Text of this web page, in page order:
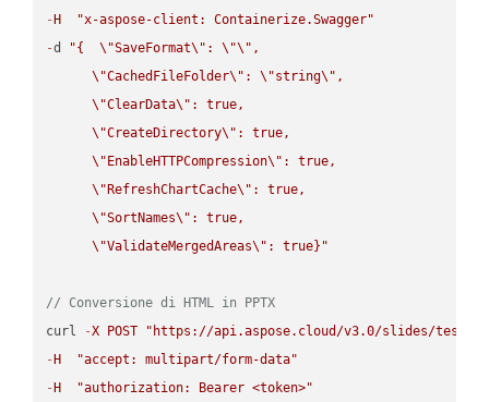
- H
"x-aspose-client: Containerize.Swagger"
-d "{ \"SaveFormat\" : \"\" ,
\"CachedFileFolder\" : \"string\" ,
\"ClearData\" : true,
\"CreateDirectory\" : true,
\" EnableHTTPCompression\" : true,
\" RefreshChartCache\" : true,
\"SortNames\" : true,
\"ValidateMergedAreas\" : true}"
// Conversione di HTML in PPTX
curl
-X POST
"https://api.aspose.cloud/v3.0/slides/test-
- H
"accept: multipart/form-data"
- H
"authorization: Bearer <token>"